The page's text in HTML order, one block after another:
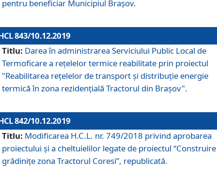
pentru beneficiar Municipiul Brașov.
843/10.12.2019
Titlu: Darea în administrarea Serviciului Public Local de
Termoficare a rețelelor termice reabilitate prin proiectul
"Reabilitarea reţelelor de transport şi distribuţie energie
termică în zona rezidenţială Tractorul din Braşov".
842/10.12.2019
Titlu: Modificarea H.C.L. nr. 749/2018 privind aprobarea
proiectului și a cheltuielilor legate de proiectul “Construire
grădinițe zona Tractorul Coresi”, republicată.